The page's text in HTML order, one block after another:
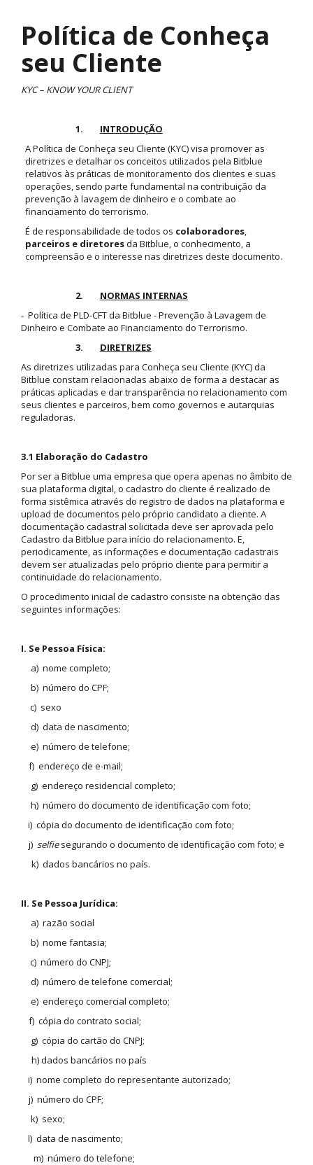
Política de Conheça
seu Cliente
KYC – KNOW YOUR CLIENT
1. INTRODUÇÃO
A Política de Conheça seu Cliente (KYC) visa promover as
diretrizes e detalhar os conceitos utilizados pela Bitblue
relativos às práticas de monitoramento dos clientes e suas
operações, sendo parte fundamental na contribuição da
prevenção à lavagem de dinheiro e o combate ao
financiamento do terrorismo.
É de responsabilidade de todos os colaboradores,
parceiros e diretoresda Bitblue, o conhecimento, a
compreensão e o interesse nas diretrizes deste documento.
2. NORMAS INTERNAS
- Política de PLD-CFT da Bitblue - Prevenção à Lavagem de
Dinheiro e Combate ao Financiamento do Terrorismo.
3. DIRETRIZES
As diretrizes utilizadas para Conheça seu Cliente (KYC) da
Bitblue constam relacionadas abaixo de forma a destacar as
práticas aplicadas e dar transparência no relacionamento com
seus clientes e parceiros, bem como governos e autarquias
reguladoras.
3.1 Elaboração do Cadastro
Por ser a Bitblue uma empresa que opera apenas no âmbito de
sua plataforma digital, o cadastro do cliente é realizado de
forma sistêmica através do registro de dados na plataforma e
upload de documentos pelo próprio candidato a cliente. A
documentação cadastral solicitada deve ser aprovada pelo
Cadastro da Bitblue para início do relacionamento. E,
periodicamente, as informações e documentação cadastrais
devem ser atualizadas pelo próprio cliente para permitir a
continuidade do relacionamento.
O procedimento inicial de cadastro consiste na obtenção das
seguintes informações:
I. Se Pessoa Física:
a) nome completo;
b) número do CPF;
c) sexo
d) data de nascimento;
e) número de telefone;
f) endereço de e-mail;
g) endereço residencial completo;
h) número do documento de identificação com foto;
i) cópia do documento de identificação com foto;
j)selfiesegurando o documento de identificação com foto; e
k) dados bancários no país.
II. Se Pessoa Jurídica:
a) razão social
b) nome fantasia;
c) número do CNPJ;
d) número de telefone comercial;
e) endereço comercial completo;
f) cópia do contrato social;
g) cópia do cartão do CNPJ;
h) dados bancários no país
i) nome completo do representante autorizado;
j) número do CPF;
k) sexo;
l) data de nascimento;
m) número do telefone;